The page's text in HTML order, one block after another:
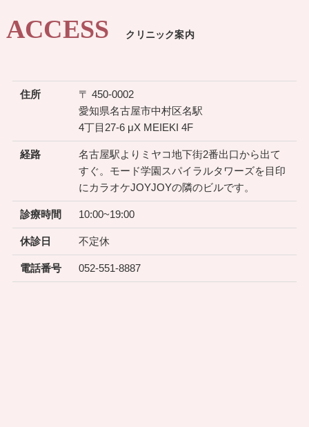
ACCESS クリニック案内
住所
〒 450-0002
愛知県名古屋市中村区名駅
4丁目27-6 μX MEIEKI 4F
経路
名古屋駅よりミヤコ地下街2番出口から出て
すぐ。モード学園スパイラルタワーズを目印
にカラオケJOYJOYの隣のビルです。
診療時間 10:00~19:00
休診日 不定休
電話番号 052-551-8887